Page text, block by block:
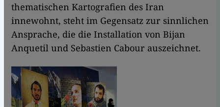
thematischen Kartografien des Iran
innewohnt, steht im Gegensatz zur sinnlichen
Ansprache, die die Installation von Bijan
Anquetil und Sebastien Cabour auszeichnet.